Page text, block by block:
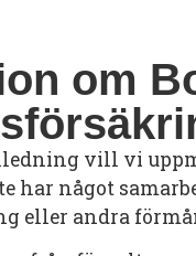
om
vill vi
har något
eller andra